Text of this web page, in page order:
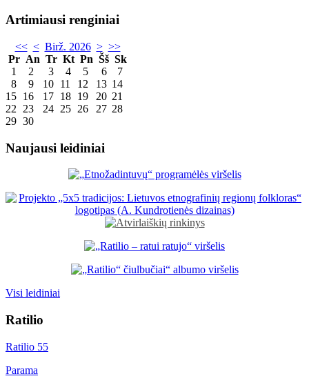
Artimiausi renginiai
<< < Birž. 2026 > >>
Pr An Tr Kt Pn Šš Sk
1
2 3 4 5 6
7
8
9 10 11 12 13 14
15 16 17 18 19 20 21
22
23 24 25 26 27 28
29 30
Naujausi leidiniai
Visi leidiniai
Ratilio
Ratilio 55
Parama